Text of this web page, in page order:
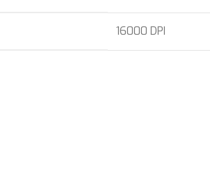
16000 DPI